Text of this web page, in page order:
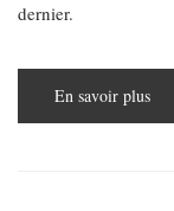
dernier.
En savoir plus